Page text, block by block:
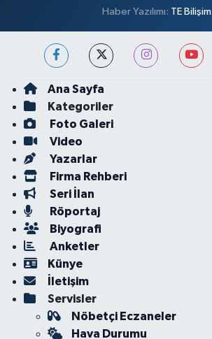
Haber Yazılımı: TE Bilişim
Ana Sayfa
Kategoriler
Foto Galeri
Video
Yazarlar
Firma Rehberi
Seri İlan
Röportaj
Biyografi
Anketler
Künye
İletişim
Servisler
Nöbetçi Eczaneler
Hava Durumu